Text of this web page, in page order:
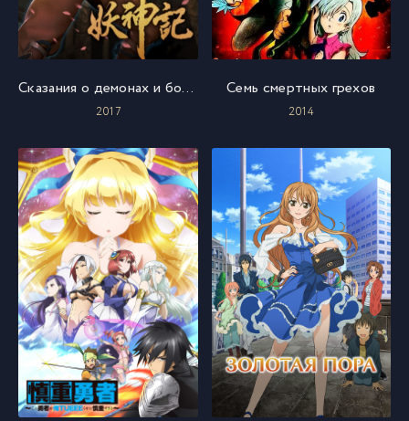
Сказания о демонах и богах
2017
Семь смертных грехов
2014